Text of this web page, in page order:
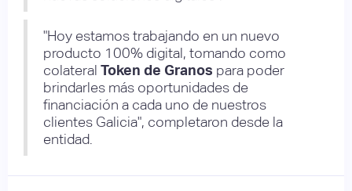
"Hoy estamos trabajando en un nuevo
producto 100% digital, tomando como
colateral Token de Granos para poder
brindarles más oportunidades de
financiación a cada uno de nuestros
clientes Galicia", completaron desde la
entidad.